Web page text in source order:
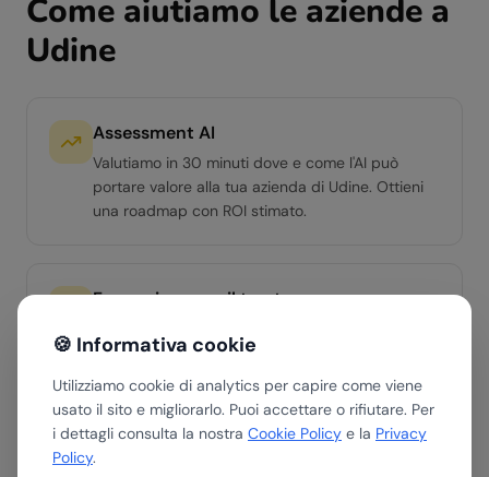
🍪 Informativa cookie
Utilizziamo cookie di analytics per capire come viene
usato il sito e migliorarlo. Puoi accettare o rifiutare. Per
i dettagli consulta la nostra Cookie Policy e la Privacy
Policy.
Come aiutiamo le aziende a
Udine
Assessment AI
Valutiamo in 30 minuti dove e come l'AI può
portare valore alla tua azienda di Udine. Ottieni
una roadmap con ROI stimato.
Formazione per il tuo team
Dall'AI Literacy di base ai percorsi avanzati per
manager e team operativi.
Soluzioni AI custom